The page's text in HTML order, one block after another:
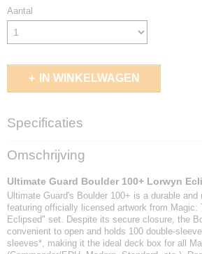
Aantal
IN WINKELWAGEN
Specificaties
EAN code
4056133046688
Omschrijving
Ultimate Guard Boulder 100+ Lorwyn
Ultimate Guard's Boulder 100+ is a durable
featuring officially licensed artwork from Magic:
Eclipsed" set. Despite its secure closure, the
convenient to open and holds 100 double-
sleeves*, making it the ideal deck box for all